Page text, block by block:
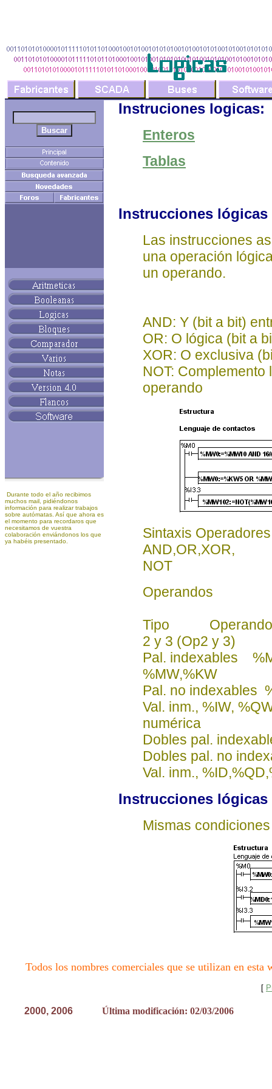
Durante todo el año recibimos
muchos mail, pidiéndonos
información para realizar trabajos
sobre autómatas. Así que ahora es
el momento para recordaros que
necesitamos de vuestra
colaboración enviándonos los que
ya habéis presentado.
Instruciones logicas:
Enteros
Tablas
Instrucciones lógicas
Las instrucciones
una operación
un operando.
AND: Y (bit a bit)
OR: O lógica (bit a
XOR: O exclusiva
NOT: Complemento
operando
Sintaxis
AND,OR,XOR,
NOT
Operandos
Tipo
2 y 3 (Op2 y 3)
Pal.
%MW,%KW
Pal. no indexables
Val. inm., %IW,
numérica
Dobles pal.
Dobles pal. no
Val. inm.,
Instrucciones lógicas
Mismas
Todos los nombres comerciales que se utilizan en esta
[
2000, 2006 Última modificación: 02/03/2006